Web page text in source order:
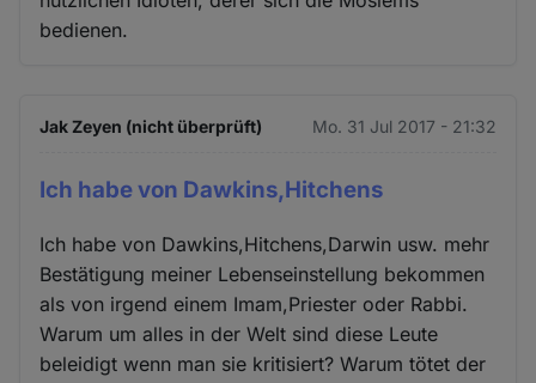
bedienen.
Jak Zeyen (nicht überprüft) Mo. 31 Jul 2017 - 21:32
Ich habe von Dawkins,Hitchens
Ich habe von Dawkins,Hitchens,Darwin usw. mehr
Bestätigung meiner Lebenseinstellung bekommen
als von irgend einem Imam,Priester oder Rabbi.
Warum um alles in der Welt sind diese Leute
beleidigt wenn man sie kritisiert? Warum tötet der